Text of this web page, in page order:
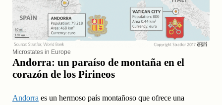
Microstates in Europe
Andorra: un paraíso de montaña en el
corazón de los Pirineos
Andorra es un hermoso país montañoso que ofrece una